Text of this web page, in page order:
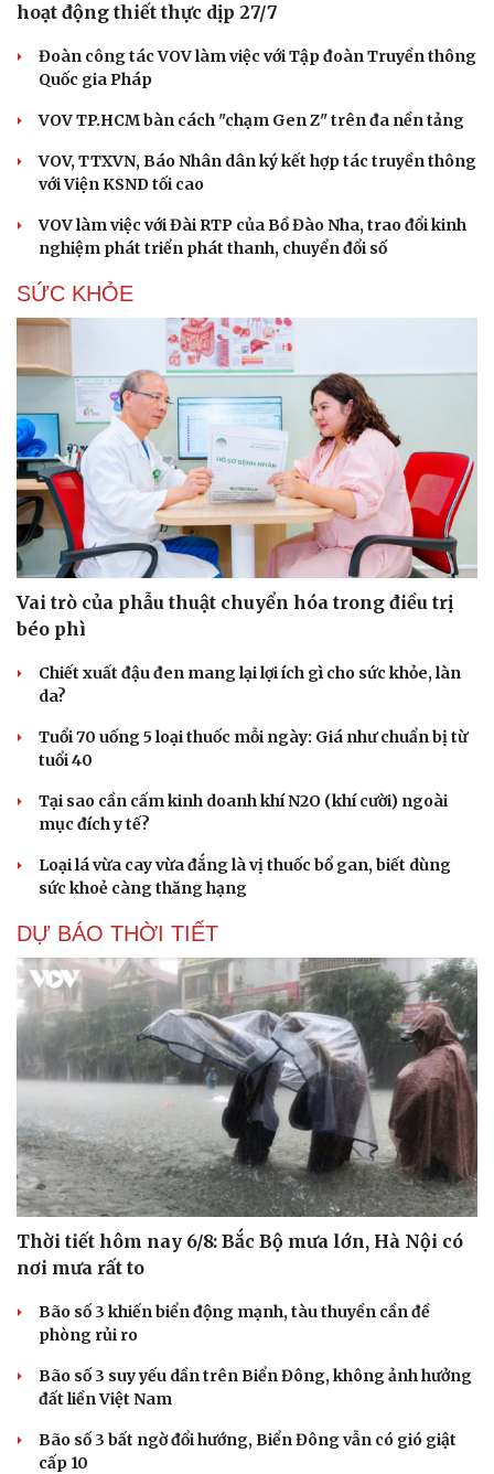
Cải chính
hoạt động thiết thực dịp 27/7
Đoàn công tác VOV làm việc với Tập đoàn Truyền thông
Quốc gia Pháp
VOV TP.HCM bàn cách "chạm Gen Z" trên đa nền tảng
VOV, TTXVN, Báo Nhân dân ký kết hợp tác truyền thông
với Viện KSND tối cao
VOV làm việc với Đài RTP của Bồ Đào Nha, trao đổi kinh
nghiệm phát triển phát thanh, chuyển đổi số
SỨC KHỎE
Vai trò của phẫu thuật chuyển hóa trong điều trị
béo phì
Chiết xuất đậu đen mang lại lợi ích gì cho sức khỏe, làn
da?
Tuổi 70 uống 5 loại thuốc mỗi ngày: Giá như chuẩn bị từ
tuổi 40
Tại sao cần cấm kinh doanh khí N2O (khí cười) ngoài
mục đích y tế?
Loại lá vừa cay vừa đắng là vị thuốc bổ gan, biết dùng
sức khoẻ càng thăng hạng
DỰ BÁO THỜI TIẾT
Thời tiết hôm nay 6/8: Bắc Bộ mưa lớn, Hà Nội có
nơi mưa rất to
Bão số 3 khiến biển động mạnh, tàu thuyền cần đề
phòng rủi ro
Bão số 3 suy yếu dần trên Biển Đông, không ảnh hưởng
đất liền Việt Nam
Bão số 3 bất ngờ đổi hướng, Biển Đông vẫn có gió giật
cấp 10